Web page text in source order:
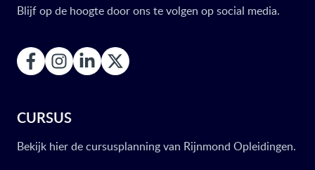
Blijf op de hoogte door ons te volgen op social media.
CURSUS
Bekijk hier de cursusplanning van Rijnmond Opleidingen.